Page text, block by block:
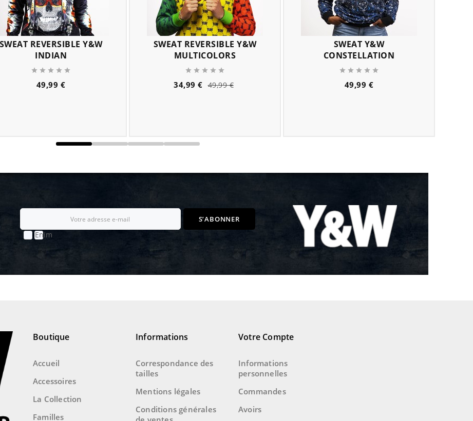
SWEAT REVERSIBLE Y&W
INDIAN
    
49,99 €Prix
SWEAT REVERSIBLE Y&W
MULTICOLORS
    
34,99 € 49,99 €
SWEAT Y&W
CONSTELLATION
    
49,99 €Prix
S’ABONNER
Enim
quis
nisi
deserunt.
Boutique
Accueil
Accessoires
La Collection
Familles
Informations
Correspondance des
tailles
Mentions légales
Conditions générales
Votre Compte
Informations
personnelles
Commandes
Avoirs